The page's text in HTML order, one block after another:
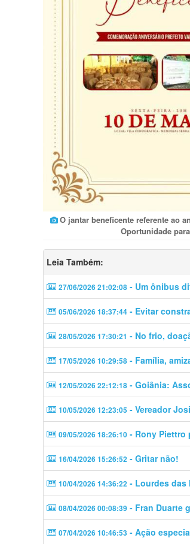
O jantar beneficente referente ao
Oportunidade
Leia Também:
27/06/2026 21:02:08 - Um ônibus
05/06/2026 18:37:44 - Evitar
28/05/2026 17:30:21 - No frio,
17/05/2026 10:29:58 - Família,
12/05/2026 22:12:18 - Goiânia:
10/05/2026 12:23:05 - Vereador
09/05/2026 18:26:10 - Rony Piettro
16/04/2026 15:26:52 - Gritar não!
10/04/2026 14:36:22 - Lourdes das
08/04/2026 00:08:39 - Fran Duarte
07/04/2026 10:46:53 - Ação